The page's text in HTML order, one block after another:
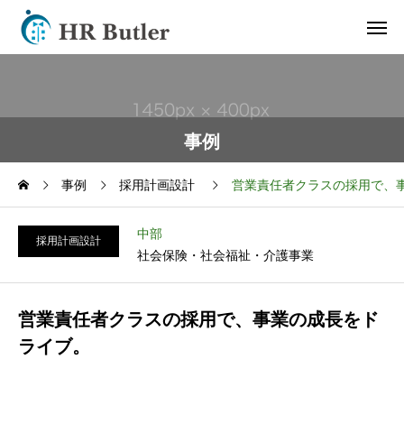
事例
事例 採用計画設計 営業責任者クラスの採用で、
採用計画設計
中部
社会保険・社会福祉・介護事業
営業責任者クラスの採用で、事業の成長をド
ライブ。